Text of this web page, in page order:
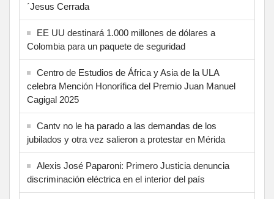
´Jesus Cerrada
EE UU destinará 1.000 millones de dólares a
Colombia para un paquete de seguridad
Centro de Estudios de África y Asia de la ULA
celebra Mención Honorífica del Premio Juan Manuel
Cagigal 2025
Cantv no le ha parado a las demandas de los
jubilados y otra vez salieron a protestar en Mérida
Alexis José Paparoni: Primero Justicia denuncia
discriminación eléctrica en el interior del país